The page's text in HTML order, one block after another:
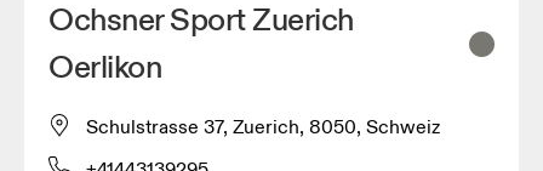
Ochsner Sport Zuerich
Oerlikon
Schulstrasse 37, Zuerich, 8050, Schweiz